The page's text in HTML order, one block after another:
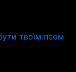
твоїм псом